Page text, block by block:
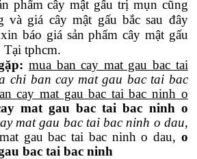
phẩm cây mật gấu trị mụn cũng
và giá cây mật gấu bắc sau đây
báo giá sản phẩm cây mật gấu
Tại tphcm.
mua ban cay mat gau bac tai
chi ban cay mat gau bac tai bac
cay mat gau bac tai bac ninh o
mat gau bac tai bac ninh o
mat gau bac tai bac ninh o dau,
gau bac tai bac ninh o dau, o
bac tai bac ninh